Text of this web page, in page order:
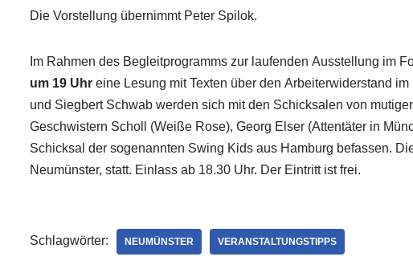
Die Vorstellung übernimmt Peter Spilok.
Im Rahmen des Begleitprogramms zur laufenden Ausstellung im
um 19 Uhr eine Lesung mit Texten über den Arbeiterwiderstand
und Siegbert Schwab werden sich mit den Schicksalen von
Geschwistern Scholl (Weiße Rose), Georg Elser (Attentäter in
Schicksal der sogenannten Swing Kids aus Hamburg befassen.
Neumünster, statt. Einlass ab 18.30 Uhr. Der Eintritt ist frei.
Schlagwörter: NEUMÜNSTER VERANSTALTUNGSTIPPS